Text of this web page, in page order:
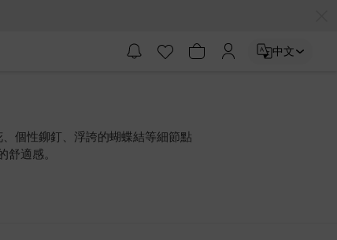
中文
個性鉚釘、浮誇的蝴蝶結等細節點
適感。